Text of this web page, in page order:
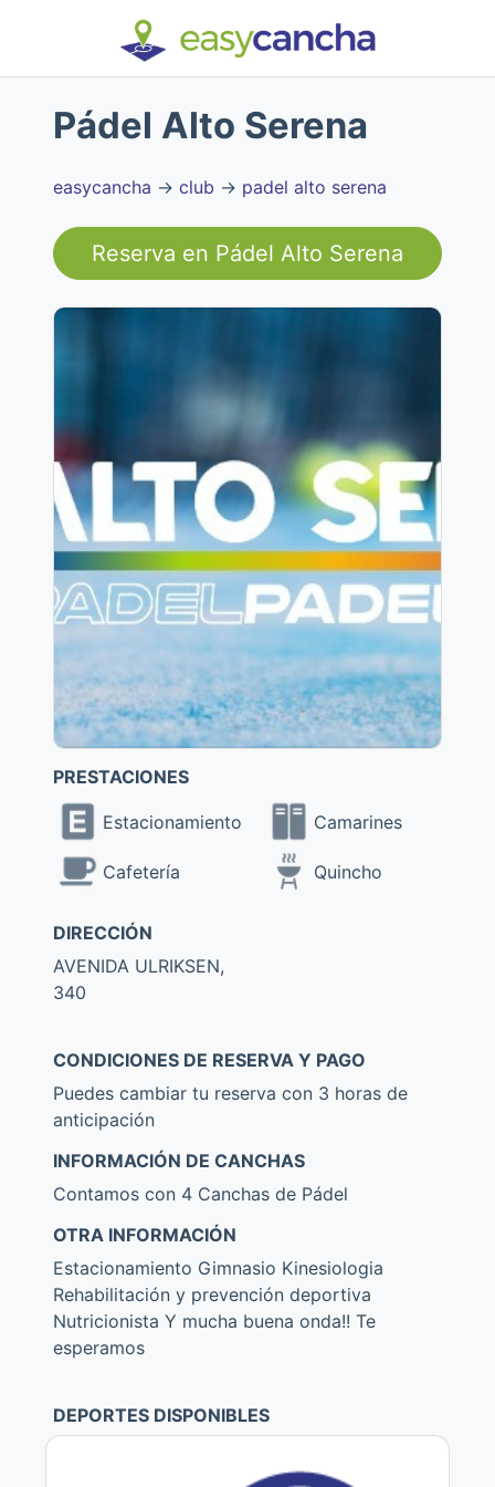
Pádel Alto Serena
easycancha → club → padel alto serena
Reserva en Pádel Alto Serena
PRESTACIONES
Estacionamiento Camarines
Cafetería Quincho
DIRECCIÓN
AVENIDA ULRIKSEN,
340
CONDICIONES DE RESERVA Y PAGO
Puedes cambiar tu reserva con 3 horas de
anticipación
INFORMACIÓN DE CANCHAS
Contamos con 4 Canchas de Pádel
OTRA INFORMACIÓN
Estacionamiento Gimnasio Kinesiologia
Rehabilitación y prevención deportiva
Nutricionista Y mucha buena onda!! Te
esperamos
DEPORTES DISPONIBLES